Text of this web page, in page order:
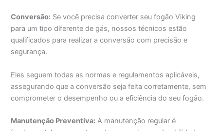
Conversão: Se você precisa converter seu fogão Viking
para um tipo diferente de gás, nossos técnicos estão
qualificados para realizar a conversão com precisão e
segurança.
Eles seguem todas as normas e regulamentos aplicáveis,
assegurando que a conversão seja feita corretamente, sem
comprometer o desempenho ou a eficiência do seu fogão.
Manutenção Preventiva: A manutenção regular é